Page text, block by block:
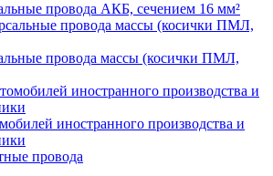
провода АКБ, сечением 16 мм²
провода массы (косички ПМЛ,
иностранного производства и
провода